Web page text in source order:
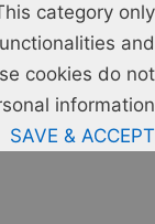
category only
and
cookies do not
information.
SAVE & ACCEPT